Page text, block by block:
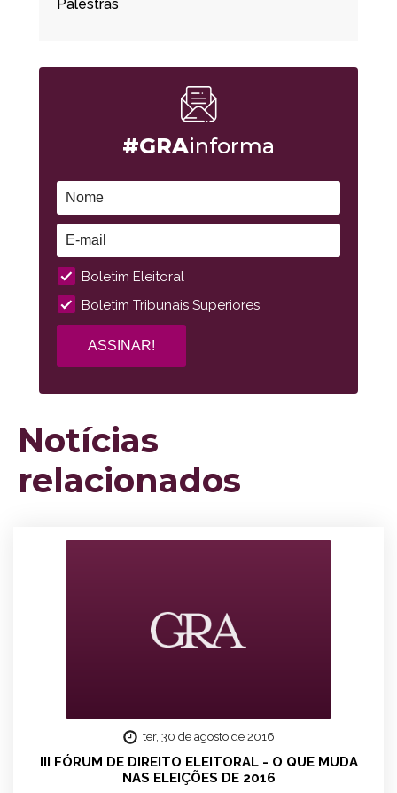
Palestras
#GRAinforma
Boletim Eleitoral
Boletim Tribunais Superiores
Notícias
relacionados
ter, 30 de agosto de 2016
III FÓRUM DE DIREITO ELEITORAL - O QUE MUDA
NAS ELEIÇÕES DE 2016